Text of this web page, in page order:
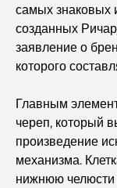
Откройте
Business
Самый
список
самых знаковых
созданных
заявление о
которого
Главным
череп, который
произведение
механизма.
нижнюю челюсти